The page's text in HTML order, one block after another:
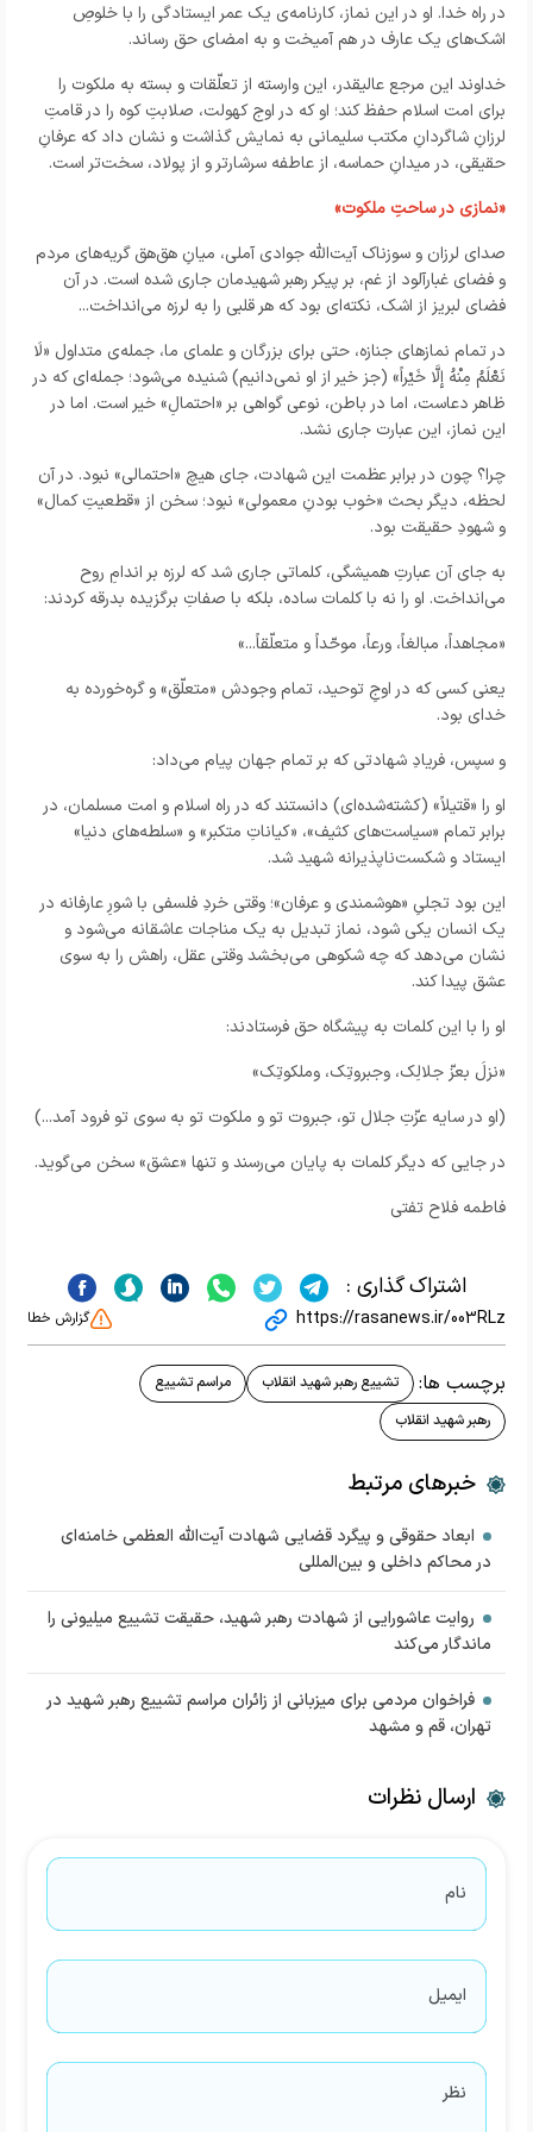
در راه خدا. او در این نماز، کارنامه‌ی یک عمر ایستادگی را با خلوصِ
اشک‌های یک عارف در هم آمیخت و به امضای حق رساند.
خداوند این مرجع عالیقدر، این وارسته از تعلّقات و بسته به ملکوت را
برای امت اسلام حفظ کند؛ او که در اوج کهولت، صلابتِ کوه را در قامتِ
لرزانِ شاگردانِ مکتب سلیمانی به نمایش گذاشت و نشان داد که عرفانِ
حقیقی، در میدانِ حماسه، از عاطفه سرشارتر و از پولاد، سخت‌تر است.
«نمازی در ساحتِ ملکوت»
صدای لرزان و سوزناک آیت‌الله جوادی آملی، میانِ هق‌هق گریه‌های مردم
و فضای غبارآلود از غم، بر پیکر رهبر شهیدمان جاری شده است. در آن
فضای لبریز از اشک، نکته‌ای بود که هر قلبی را به لرزه می‌انداخت...
در تمام نمازهای جنازه، حتی برای بزرگان و علمای ما، جمله‌ی متداول «لَا
نَعْلَمُ مِنْهُ إِلَّا خَیْراً» (جز خیر از او نمی‌دانیم) شنیده می‌شود؛ جمله‌ای که در
ظاهر دعاست، اما در باطن، نوعی گواهی بر «احتمالِ» خیر است. اما در
این نماز، این عبارت جاری نشد.
چرا؟ چون در برابر عظمت این شهادت، جای هیچ «احتمالی» نبود. در آن
لحظه، دیگر بحث «خوب بودنِ معمولی» نبود؛ سخن از «قطعیتِ کمال»
و شهودِ حقیقت بود.
به جای آن عبارتِ همیشگی، کلماتی جاری شد که لرزه بر اندامِ روح
می‌انداخت. او را نه با کلمات ساده، بلکه با صفاتِ برگزیده بدرقه کردند:
«مجاهداً، مبالغاً، ورعاً، موحّداً و متعلّقاً...»
یعنی کسی که در اوجِ توحید، تمام وجودش «متعلّق» و گره‌خورده به
خدای بود.
و سپس، فریادِ شهادتی که بر تمام جهان پیام می‌داد:
او را «قتیلاً» (کشته‌شده‌ای) دانستند که در راه اسلام و امت مسلمان، در
برابر تمام «سیاست‌های کثیف»، «کیاناتِ متکبر» و «سلطه‌های دنیا»
ایستاد و شکست‌ناپذیرانه شهید شد.
این بود تجلیِ «هوشمندی و عرفان»؛ وقتی خردِ فلسفی با شورِ عارفانه در
یک انسان یکی شود، نماز تبدیل به یک مناجات عاشقانه می‌شود و
نشان می‌دهد که چه شکوهی می‌بخشد وقتی عقل، راهش را به سوی
عشق پیدا کند.
او را با این کلمات به پیشگاه حق فرستادند:
«نزلَ بعزّ جلالِک، وجبروتِک، وملکوتِک»
(او در سایه عزّتِ جلال تو، جبروت تو و ملکوت تو به سوی تو فرود آمد...)
در جایی که دیگر کلمات به پایان می‌رسند و تنها «عشق» سخن می‌گوید.
فاطمه فلاح تفتی
اشتراک گذاری :
https://rasanews.ir/003RLz گزارش خطا
برچسب ها: تشییع رهبر شهید انقلاب
مراسم تشییع
رهبر شهید انقلاب
خبرهای مرتبط
ابعاد حقوقی و پیگرد قضایی شهادت آیت‌الله العظمی خامنه‌ای
در محاکم داخلی و بین‌المللی
روایت عاشورایی از شهادت رهبر شهید، حقیقت تشییع میلیونی را
ماندگار می‌کند
فراخوان مردمی برای میزبانی از زائران مراسم تشییع رهبر شهید در
تهران، قم و مشهد
ارسال نظرات